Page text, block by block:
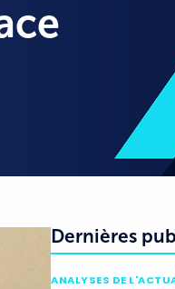
Dernières
ANALYSES DE